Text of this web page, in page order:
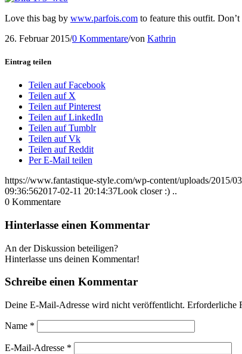
Love this bag by www.parfois.com to feature this outfit.
26. Februar 2015/0 Kommentare/von Kathrin
Eintrag teilen
Teilen auf Facebook
Teilen auf X
Teilen auf Pinterest
Teilen auf LinkedIn
Teilen auf Tumblr
Teilen auf Vk
Teilen auf Reddit
Per E-Mail teilen
https://www.fantastique-style.com/wp-content/uploads/2015/
09:36:562017-02-11 20:14:37Look closer :) ..
0 Kommentare
Hinterlasse einen Kommentar
An der Diskussion beteiligen?
Hinterlasse uns deinen Kommentar!
Schreibe einen Kommentar
Deine E-Mail-Adresse wird nicht veröffentlicht. Erforderliche
Name *
E-Mail-Adresse *